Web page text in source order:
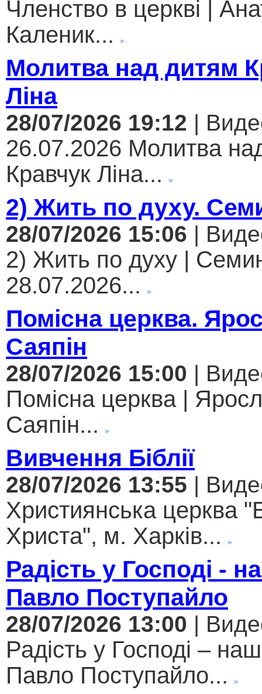
Членство в церкві |
Каленик...
Молитва над дитям
Ліна
28/07/2026 19:12 |
26.07.2026 Молитва
Кравчук Ліна...
2) Жить по духу.
28/07/2026 15:06 |
2) Жить по духу |
28.07.2026...
Помісна церква.
Саяпін
28/07/2026 15:00 |
Помісна церква |
Саяпін...
Вивчення Біблії
28/07/2026 13:55 |
Християнська церква
Христа", м. Харків...
Радість у Господі -
Павло Поступайло
28/07/2026 13:00 |
Радість у Господі –
Павло Поступайло...